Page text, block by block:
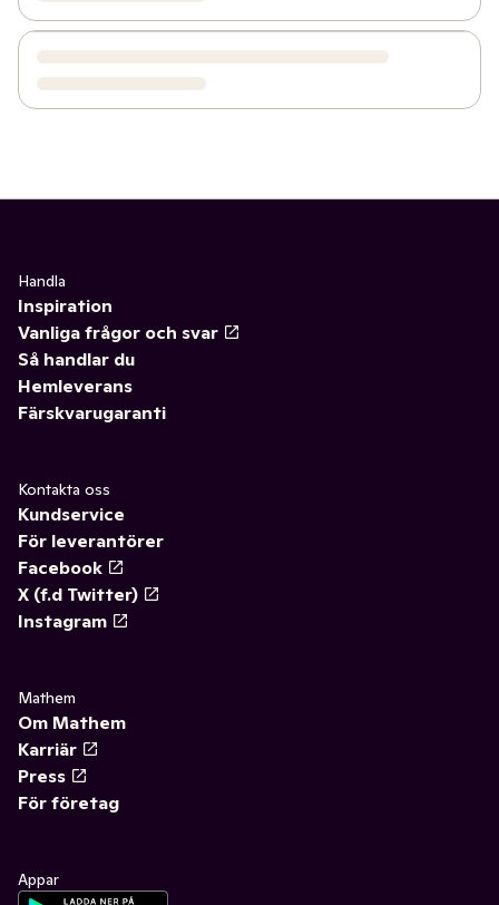
Handla
Inspiration
Vanliga frågor och svar
Så handlar du
Hemleverans
Färskvarugaranti
Kontakta oss
Kundservice
För leverantörer
Facebook
X (f.d Twitter)
Instagram
Mathem
Om Mathem
Karriär
Press
För företag
Appar